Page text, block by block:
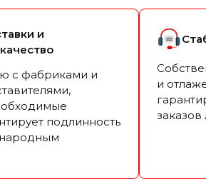
и
с фабриками и
подлинность
и